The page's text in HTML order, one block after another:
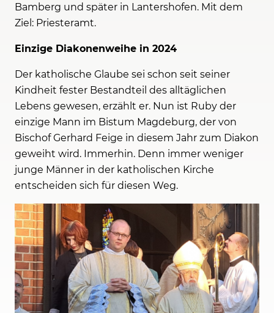
Bamberg und später in Lantershofen. Mit dem
Ziel: Priesteramt.
Einzige Diakonenweihe in 2024
Der katholische Glaube sei schon seit seiner
Kindheit fester Bestandteil des alltäglichen
Lebens gewesen, erzählt er. Nun ist Ruby der
einzige Mann im Bistum Magdeburg, der von
Bischof Gerhard Feige in diesem Jahr zum Diakon
geweiht wird. Immerhin. Denn immer weniger
junge Männer in der katholischen Kirche
entscheiden sich für diesen Weg.